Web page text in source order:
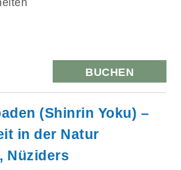
BUCHEN
(Shinrin Yoku) –
in der Natur
Nüziders